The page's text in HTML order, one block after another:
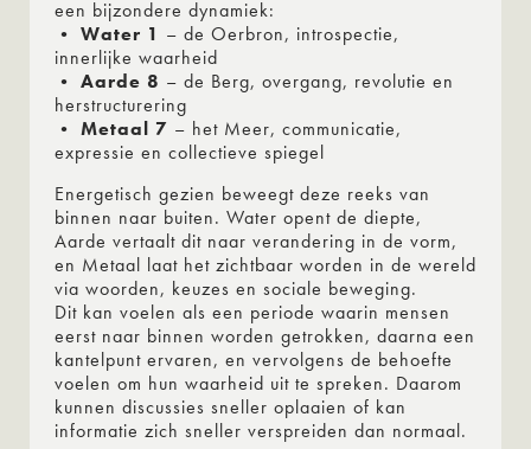
een bijzondere dynamiek:
• Water 1 – de Oerbron, introspectie,
innerlijke waarheid
• Aarde 8 – de Berg, overgang, revolutie en
herstructurering
• Metaal 7 – het Meer, communicatie,
expressie en collectieve spiegel
Energetisch gezien beweegt deze reeks van
binnen naar buiten. Water opent de diepte,
Aarde vertaalt dit naar verandering in de vorm,
en Metaal laat het zichtbaar worden in de wereld
via woorden, keuzes en sociale beweging.
Dit kan voelen als een periode waarin mensen
eerst naar binnen worden getrokken, daarna een
kantelpunt ervaren, en vervolgens de behoefte
voelen om hun waarheid uit te spreken. Daarom
kunnen discussies sneller oplaaien of kan
informatie zich sneller verspreiden dan normaal.